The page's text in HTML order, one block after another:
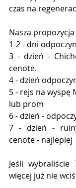
czas na
Nasza
1-2 - dni
3 - dzień -
cenote.
4 - dzień
5 - rejs na wyspę
lub prom
6 - dzień -
7 - dzień -
cenote - najlepiej
Jeśli
więcej już nie